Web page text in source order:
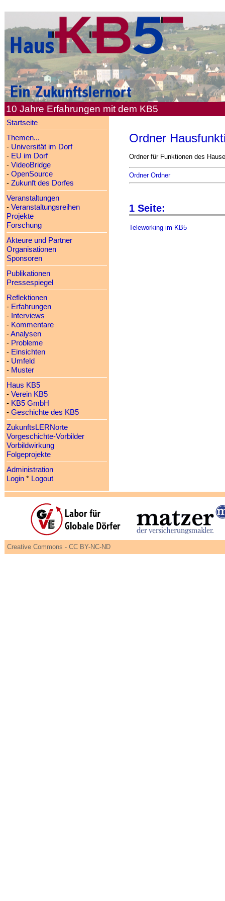
10 Jahre Erfahrungen mit dem KB5
Startseite
Themen...
- Universität im Dorf
- EU im Dorf
- VideoBridge
- OpenSource
- Zukunft des Dorfes
Veranstaltungen
- Veranstaltungsreihen
Projekte
Forschung
Akteure und Partner
Organisationen
Sponsoren
Publikationen
Pressespiegel
Reflektionen
- Erfahrungen
- Interviews
- Kommentare
-Analysen
- Probleme
- Einsichten
- Umfeld
- Muster
Haus KB5
- Verein KB5
- KB5 GmbH
- Geschichte des KB5
ZukunftsLERNorte
Vorgeschichte-Vorbilder
Vorbildwirkung
Folgeprojekte
Administration
Login* Logout
Ordner
Ordner für Funktionen des
Ordner Ordner
1 Seite:
Teleworking im KB5
Creative Commons - CC BY-NC-ND